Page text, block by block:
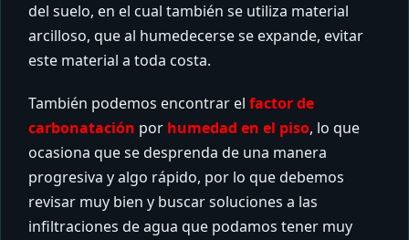
del suelo, en el cual también se utiliza material
arcilloso, que al humedecerse se expande, evitar
este material a toda costa.
También podemos encontrar el factor de
carbonatación por humedad en el piso, lo que
ocasiona que se desprenda de una manera
progresiva y algo rápido, por lo que debemos
revisar muy bien y buscar soluciones a las
infiltraciones de agua que podamos tener muy